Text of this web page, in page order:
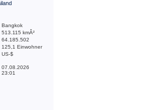
Bangkok
513.115 kmÂ²
64.185.502
125,1 Einwohner
US-$
07.08.2026
23:01